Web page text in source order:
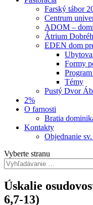
Farský tábor
Centrum
ADOM –
Átrium
EDEN dom
Formy
Témy
Pustý Dvor
2%
O farnosti
Bratia
Kontakty
Objednanie
Vyberte stranu
Úskalie
6,7-13)